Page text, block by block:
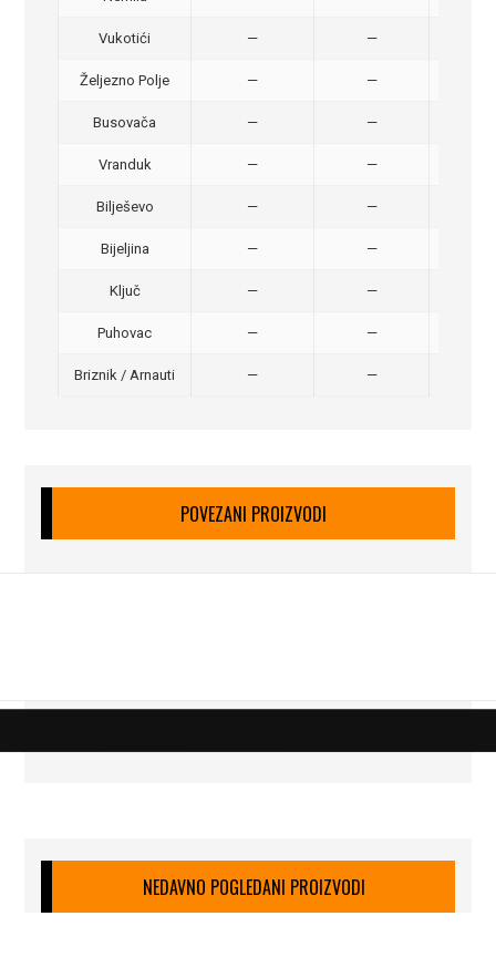
Vukotići — —
Željezno Polje — —
Busovača — —
Vranduk — —
Bilješevo — —
Bijeljina — —
Ključ — —
Puhovac — —
Briznik / Arnauti — —
POVEZANI PROIZVODI
NEDAVNO POGLEDANI PROIZVODI